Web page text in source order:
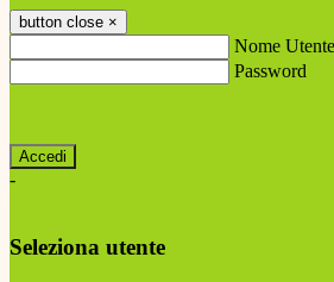
button close ×
Nome Utente
Password
-
Seleziona utente